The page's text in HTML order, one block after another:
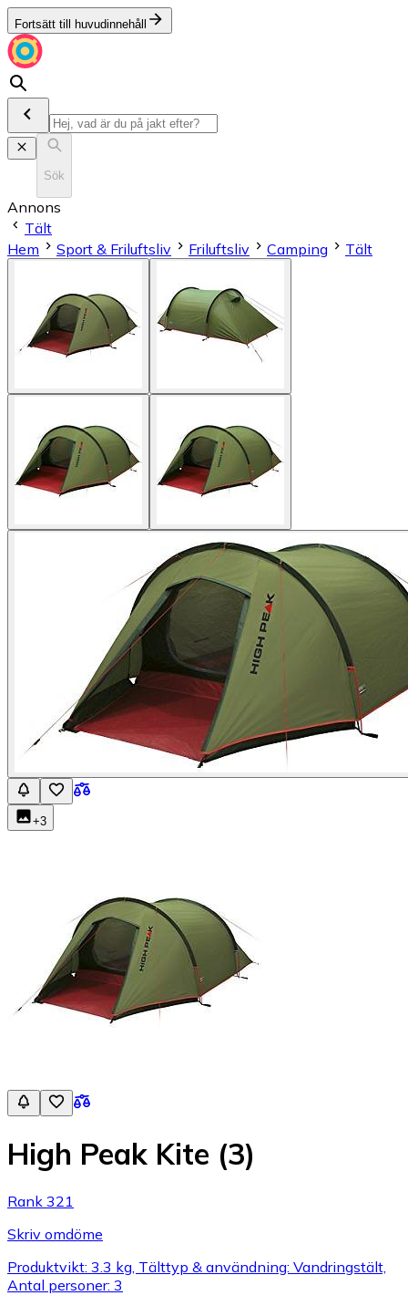
Fortsätt till huvudinnehåll
Sök
Annons
Tält
Hem
Sport & Friluftsliv Friluftsliv Camping Tält
+3
High Peak Kite (3)
Rank 321
Skriv omdöme
Produktvikt: 3.3 kg, Tälttyp & användning: Vandringstält,
Antal personer: 3